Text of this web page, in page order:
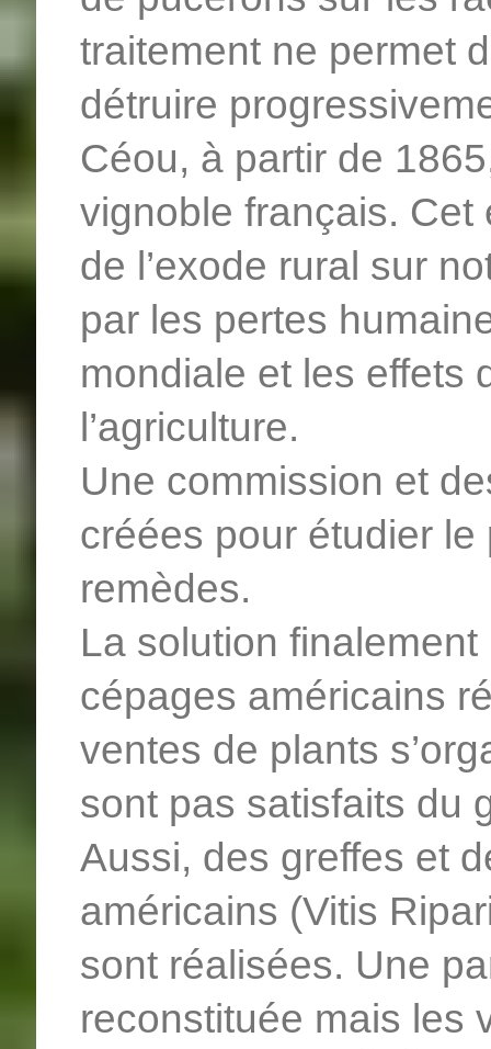
traitement ne permet
détruire
Céou, à partir de
vignoble français.
de l’exode rural sur
par les pertes
mondiale et les effets
l’agriculture.
Une commission et
créées pour étudier
remèdes.
La solution
cépages américains
ventes de plants
sont pas satisfaits du
Aussi, des greffes et
américains (Vitis
sont réalisées. Une
reconstituée mais les